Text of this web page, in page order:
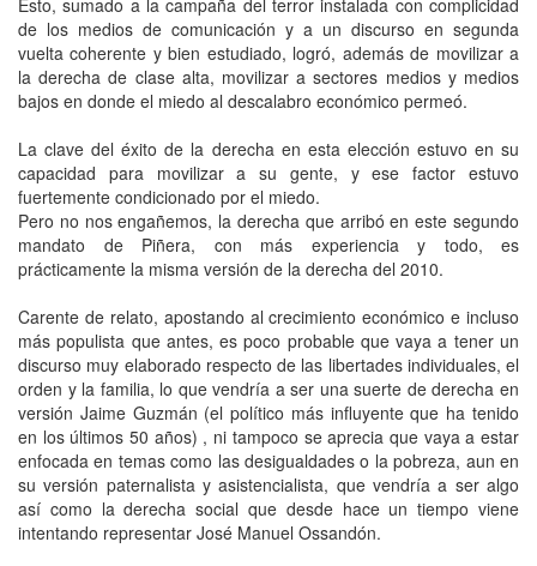
de los medios de comunicación y a un discurso en segunda
vuelta coherente y bien estudiado, logró, además de movilizar a
la derecha de clase alta, movilizar a sectores medios y medios
bajos en donde el miedo al descalabro económico permeó.
La clave del éxito de la derecha en esta elección estuvo en su
capacidad para movilizar a su gente, y ese factor estuvo
fuertemente condicionado por el miedo.
Pero no nos engañemos, la derecha que arribó en este segundo
mandato de Piñera, con más experiencia y todo, es
prácticamente la misma versión de la derecha del 2010.
Carente de relato, apostando al crecimiento económico e incluso
más populista que antes, es poco probable que vaya a tener un
discurso muy elaborado respecto de las libertades individuales, el
orden y la familia, lo que vendría a ser una suerte de derecha en
versión Jaime Guzmán (el político más influyente que ha tenido
en los últimos 50 años) , ni tampoco se aprecia que vaya a estar
enfocada en temas como las desigualdades o la pobreza, aun en
su versión paternalista y asistencialista, que vendría a ser algo
así como la derecha social que desde hace un tiempo viene
intentando representar José Manuel Ossandón.